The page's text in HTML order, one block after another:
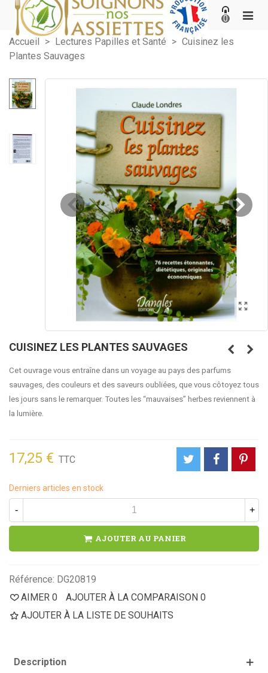
0
Accueil > Lectures Papilles et Santé > Cuisinez les
Plantes Sauvages
CUISINEZ LES PLANTES SAUVAGES
Cet ouvrage vous entraîne dans un voyage au pays des parfums
sauvages, des couleurs et des saveurs oubliées, que vous côtoyez tous
les jours sans le remarquer. Toutes les “mauvaises” herbes reviennent à
la lumière.
17,25 € TTC
Derniers articles en stock
- +
AJOUTER AU PANIER
Référence: DG20819
AIMER 0 AJOUTER À LA COMPARAISON 0
AJOUTER À LA LISTE DE SOUHAITS
Description